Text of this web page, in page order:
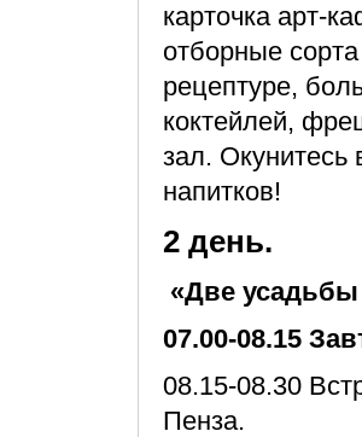
карточка арт-
отборные
рецептуре,
коктейлей,
зал.
напитков!
2 день.
«Две
07.00-08.15
08.15-08.30
Пенза.